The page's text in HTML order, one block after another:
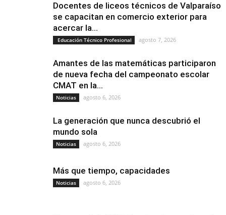
Docentes de liceos técnicos de Valparaíso
se capacitan en comercio exterior para
acercar la...
Educación Técnico Profesional agosto 7, 2026
Amantes de las matemáticas participaron
de nueva fecha del campeonato escolar
CMAT en la...
Noticias agosto 6, 2026
La generación que nunca descubrió el
mundo sola
Noticias agosto 6, 2026
Más que tiempo, capacidades
Noticias agosto 6, 2026